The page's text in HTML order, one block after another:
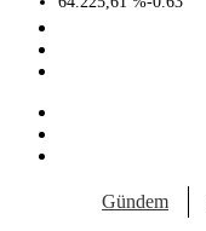
Gündem